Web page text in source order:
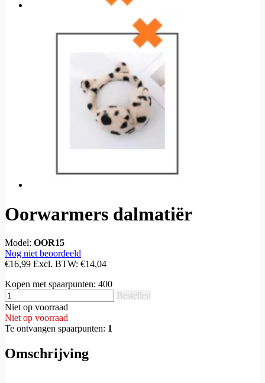
Oorwarmers dalmatiër
Model: OOR15
Nog niet beoordeeld
€16,99 Excl. BTW: €14,04
Kopen met spaarpunten: 400
Bestellen
Niet op voorraad
Niet op voorraad
Te ontvangen spaarpunten: 1
Omschrijving